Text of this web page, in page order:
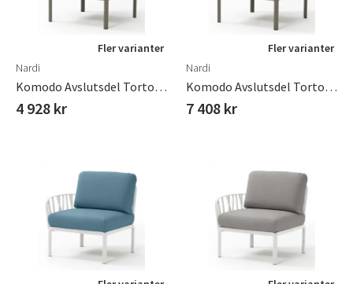
Fler varianter
Nardi
Komodo Avslutsdel Tortora - Rosa Quarzo
4 928 kr
Fler varianter
Nardi
Komodo Avslutsdel Tortora - Tech Panama
7 408 kr